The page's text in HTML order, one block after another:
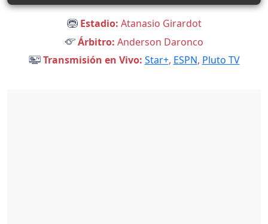
Estadio: Atanasio Girardot
Árbitro: Anderson Daronco
Transmisión en Vivo: Star+, ESPN, Pluto TV